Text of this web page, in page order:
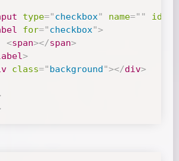
type="checkbox" name=" " id
for="checkbox">
<span></span>
>
class=" background "></div>